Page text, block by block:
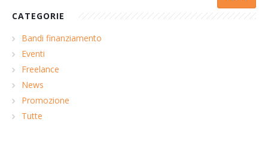
CATEGORIE
Bandi finanziamento
Eventi
Freelance
News
Promozione
Tutte